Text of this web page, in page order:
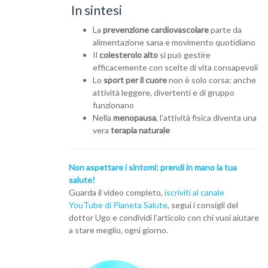
In sintesi
La prevenzione cardiovascolareparte da
alimentazione sana e movimento quotidiano
Il colesterolo alto si può gestire
efficacemente con scelte di vita consapevoli
Lo sport per il cuorenon è solo corsa: anche
attività leggere, divertenti e di gruppo
funzionano
Nella menopausa, l’attività fisica diventa una
vera terapia naturale
Non aspettare i sintomi: prendi in mano la tua
salute!
Guarda il video completo, iscriviti al canale
YouTube di Pianeta Salute, segui i consigli del
dottor Ugo e condividi l’articolo con chi vuoi aiutare
a stare meglio, ogni giorno.